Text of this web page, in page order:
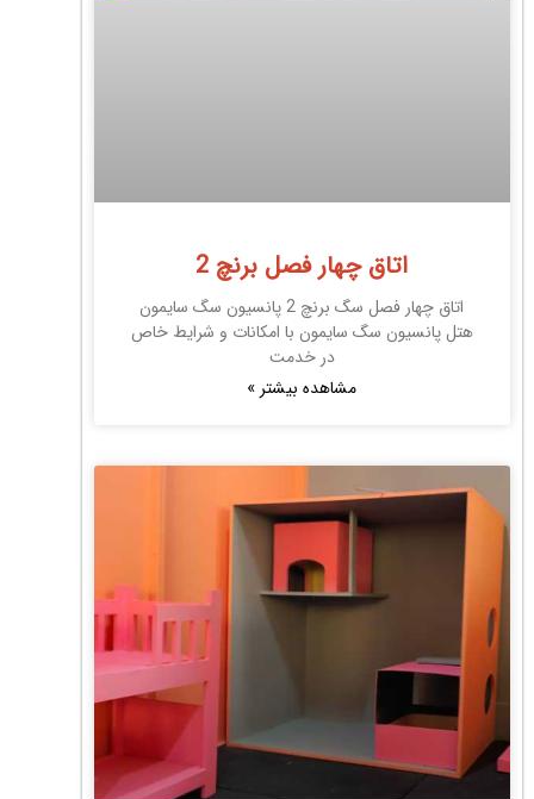
اتاق چهار فصل برنچ 2
اتاق چهار فصل سگ برنچ 2 پانسیون سگ سایمون
هتل پانسیون سگ سایمون با امکانات و شرایط خاص
در خدمت
مشاهده بیشتر »